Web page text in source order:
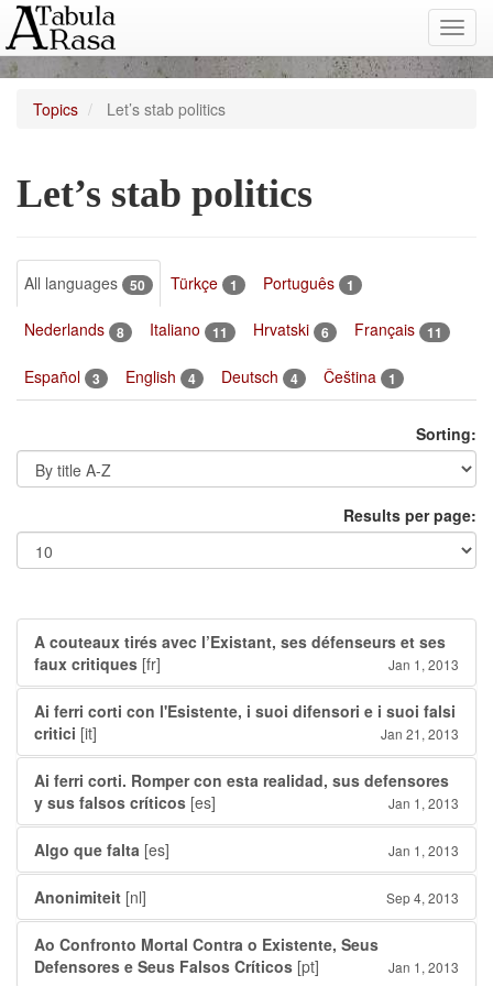
Topics Let’s stab politics
Let’s stab politics
All languages 50 Türkçe 1 Português 1
Nederlands 8 Italiano 11 Hrvatski 6 Français 11
Español 3 English 4 Deutsch 4 Čeština 1
Sorting:
Results per page:
A couteaux tirés avec l’Existant, ses défenseurs et ses
faux critiques [fr] Jan 1, 2013
Ai ferri corti con l'Esistente, i suoi difensori e i suoi falsi
critici [it] Jan 21, 2013
Ai ferri corti. Romper con esta realidad, sus defensores
y sus falsos críticos [es] Jan 1, 2013
Algo que falta [es] Jan 1, 2013
Anonimiteit [nl] Sep 4, 2013
Ao Confronto Mortal Contra o Existente, Seus
Defensores e Seus Falsos Críticos [pt] Jan 1, 2013